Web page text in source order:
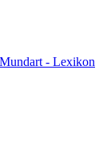
- Lexikon